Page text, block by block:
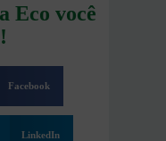
Eco você
Facebook
LinkedIn